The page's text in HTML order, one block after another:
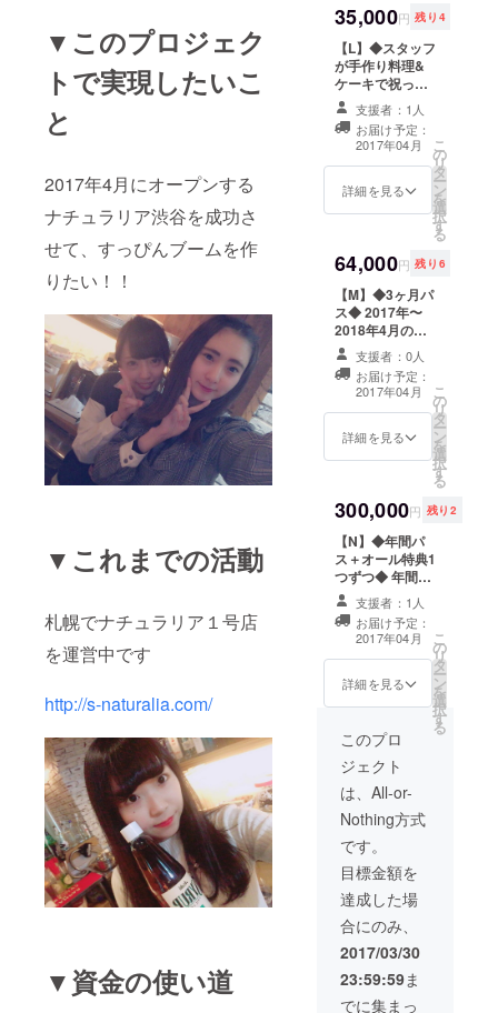
▼このプロジェク
トで実現したいこ
と
2017年4月にオープンする
ナチュラリア渋谷を成功さ
せて、すっぴんブームを作
りたい！！
▼これまでの活動
札幌でナチュラリア１号店
を運営中です
http://s-naturalia.com/
▼資金の使い道
ただいた月にパ
スをお渡しいた
します
35,000円 残り4
【L】◆スタッフ
が手作り料理&
ケーキで祝って
くれる誕生会(札
幌)◆ 店内3時間
貸し切りで、ス
タッフたちが手
作りケーキであ
なたの誕生会を
会でも、友人へ
のサプライズ誕
生会でも。ス
タッフたちとの
時間をゆっくり
とお過ごしくだ
さい。 ※誕生会
以外のお祝いで
もOKです ※料理
放題も含まれて
います ※原則
※15時から20時
までの間での開
催になります ※
札幌店となりま
す。渋谷店では
ご利用いただけ
ません。
支援者：1人
お届け予定：
2017年04月
詳細を見る
こ
の
リ
タ
ー
ン
を
選
択
す
る
64,000円 残り6
【M】◆3ヶ月パ
ス◆ 2017年〜
2018年4月の間
で指定していた
だいた3ヶ月間が
席料無料の3ヶ月
パスになりま
す。 ※札幌店/渋
谷店、両店でご
ていただきます
※指定していただ
いた３ヶ月の初
月にパスをお渡
しいたします。
支援者：0人
お届け予定：
2017年04月
詳細を見る
こ
の
リ
タ
ー
ン
を
選
択
す
る
300,000円 残り2
【N】◆年間パ
ス＋オール特典1
つずつ◆ 年間パ
ス ※札幌店/渋谷
店、両店でご利
用いただけます
※1日3時間まで
の使用とさせて
いただきます ※
いた1年の初月に
パスをお渡しい
たします。 オー
ル特典 お礼の動
画・スタッフ特
製手作り弁当・T
シャツ3種類・2
号店オープン記
念パーティ参加
券・2号店オープ
ン記念パーティ
のカメラ持ち込
み券・★祝★
オープンお祝い1
フードサービ
ス・お祝いシャ
支援者：1人
お届け予定：
2017年04月
詳細を見る
こ
の
リ
タ
ー
ン
を
選
択
す
る
このプロ
ジェクト
は、All-or-
Nothing方式
です。
目標金額を
達成した場
合にのみ、
2017/03/30
23:59:59ま
でに集まっ